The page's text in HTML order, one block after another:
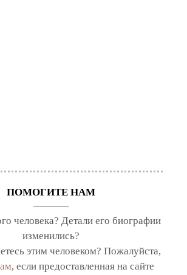
ПОМОГИТЕ НАМ
человека? Детали его биографии
изменились?
этим человеком? Пожалуйста,
, если предоставленная на сайте